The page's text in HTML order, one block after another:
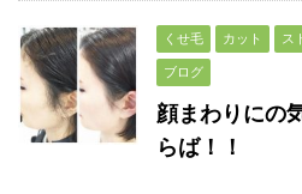
くせ毛 カット ス
ブログ
顔まわりにの
らば！！